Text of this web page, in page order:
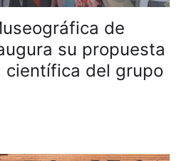
de
su propuesta
científica del grupo